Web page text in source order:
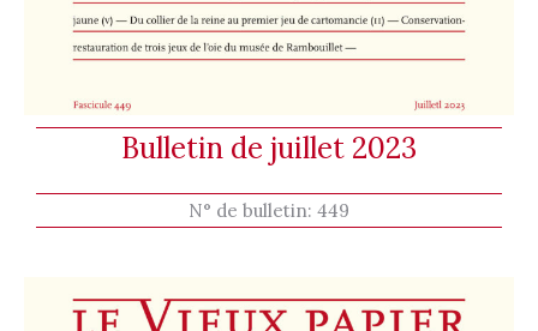
Bulletin de juillet 2023
N° de bulletin: 449